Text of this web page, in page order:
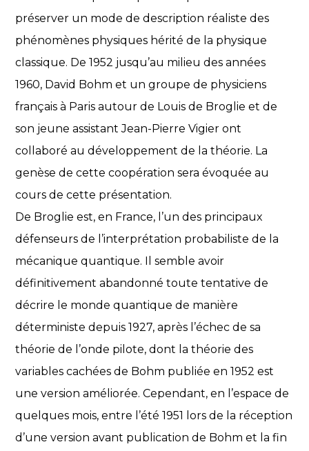
préserver un mode de description réaliste des
phénomènes physiques hérité de la physique
classique. De 1952 jusqu’au milieu des années
1960, David Bohm et un groupe de physiciens
français à Paris autour de Louis de Broglie et de
son jeune assistant Jean-Pierre Vigier ont
collaboré au développement de la théorie. La
genèse de cette coopération sera évoquée au
cours de cette présentation.
De Broglie est, en France, l’un des principaux
défenseurs de l’interprétation probabiliste de la
mécanique quantique. Il semble avoir
définitivement abandonné toute tentative de
décrire le monde quantique de manière
déterministe depuis 1927, après l’échec de sa
théorie de l’onde pilote, dont la théorie des
variables cachées de Bohm publiée en 1952 est
une version améliorée. Cependant, en l’espace de
quelques mois, entre l’été 1951 lors de la réception
d’une version avant publication de Bohm et la fin